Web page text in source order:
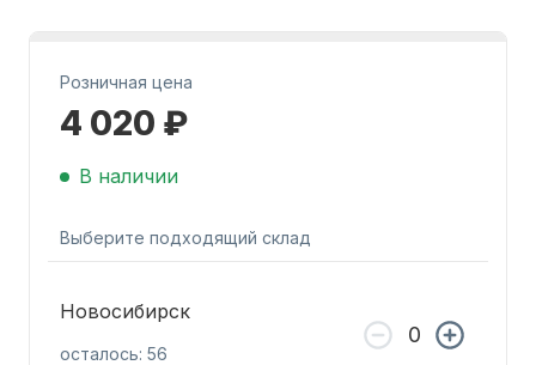
Запчасти для ПЛМ
Розничная цена
4 020 ₽
В наличии
Выберите подходящий склад
Новосибирск
осталось: 56